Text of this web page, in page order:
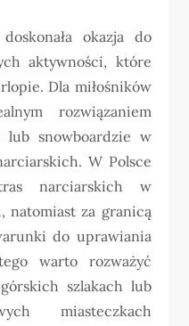
okazja do
aktywności, które
Dla miłośników
rozwiązaniem
lub snowboardzie w
W Polsce
narciarskich w
natomiast za granicą
do uprawiania
warto rozważyć
szlakach lub
miasteczkach